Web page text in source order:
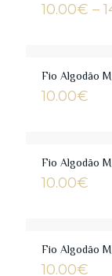
10.00€ –
Fio Algodão
10.00€
Fio Algodão
10.00€
Fio Algodão
10.00€